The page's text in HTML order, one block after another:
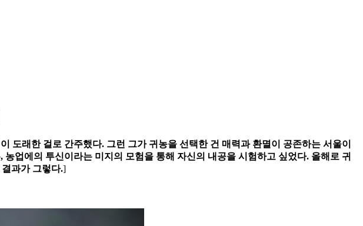
도래한 걸로 간주했다. 그런 그가 귀농을 선택한 건 매력과 환멸이 공존하는 서울이
업에의 투신이라는 미지의 모험을 통해 자신의 내공을 시험하고 싶었다. 올해로 귀
과가 그렇다.]